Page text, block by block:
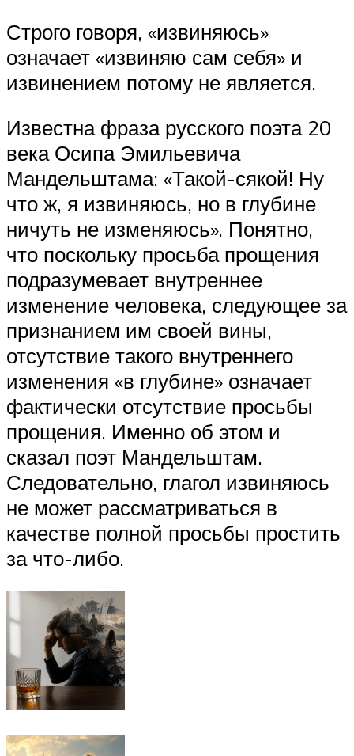
Строго говоря, «извиняюсь»
означает «извиняю сам себя» и
извинением потому не является.
Известна фраза русского поэта 20
века Осипа Эмильевича
Мандельштама: «Такой-сякой! Ну
что ж, я извиняюсь, но в глубине
ничуть не изменяюсь». Понятно,
что поскольку просьба прощения
подразумевает внутреннее
изменение человека, следующее за
признанием им своей вины,
отсутствие такого внутреннего
изменения «в глубине» означает
фактически отсутствие просьбы
прощения. Именно об этом и
сказал поэт Мандельштам.
Следовательно, глагол извиняюсь
не может рассматриваться в
качестве полной просьбы простить
за что-либо.